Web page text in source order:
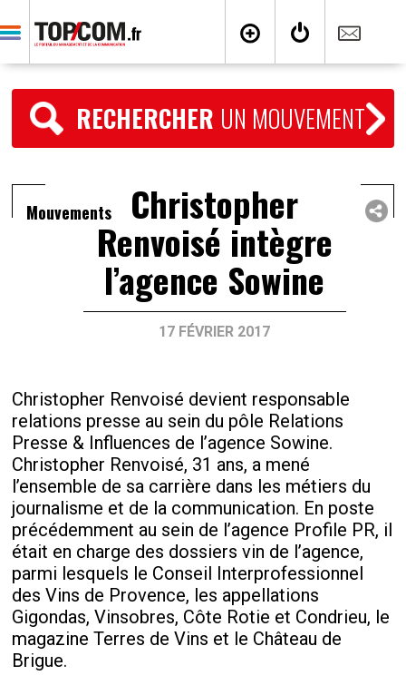
RECHERCHER UN MOUVEMENT
Mouvements Christopher
Renvoisé intègre
l’agence Sowine
17 FÉVRIER 2017
Christopher Renvoisé devient responsable
relations presse au sein du pôle Relations
Presse & Influences de l’agence Sowine.
Christopher Renvoisé, 31 ans, a mené
l’ensemble de sa carrière dans les métiers du
journalisme et de la communication. En poste
précédemment au sein de l’agence Profile PR, il
était en charge des dossiers vin de l’agence,
parmi lesquels le Conseil Interprofessionnel
des Vins de Provence, les appellations
Gigondas, Vinsobres, Côte Rotie et Condrieu, le
magazine Terres de Vins et le Château de
Brigue.